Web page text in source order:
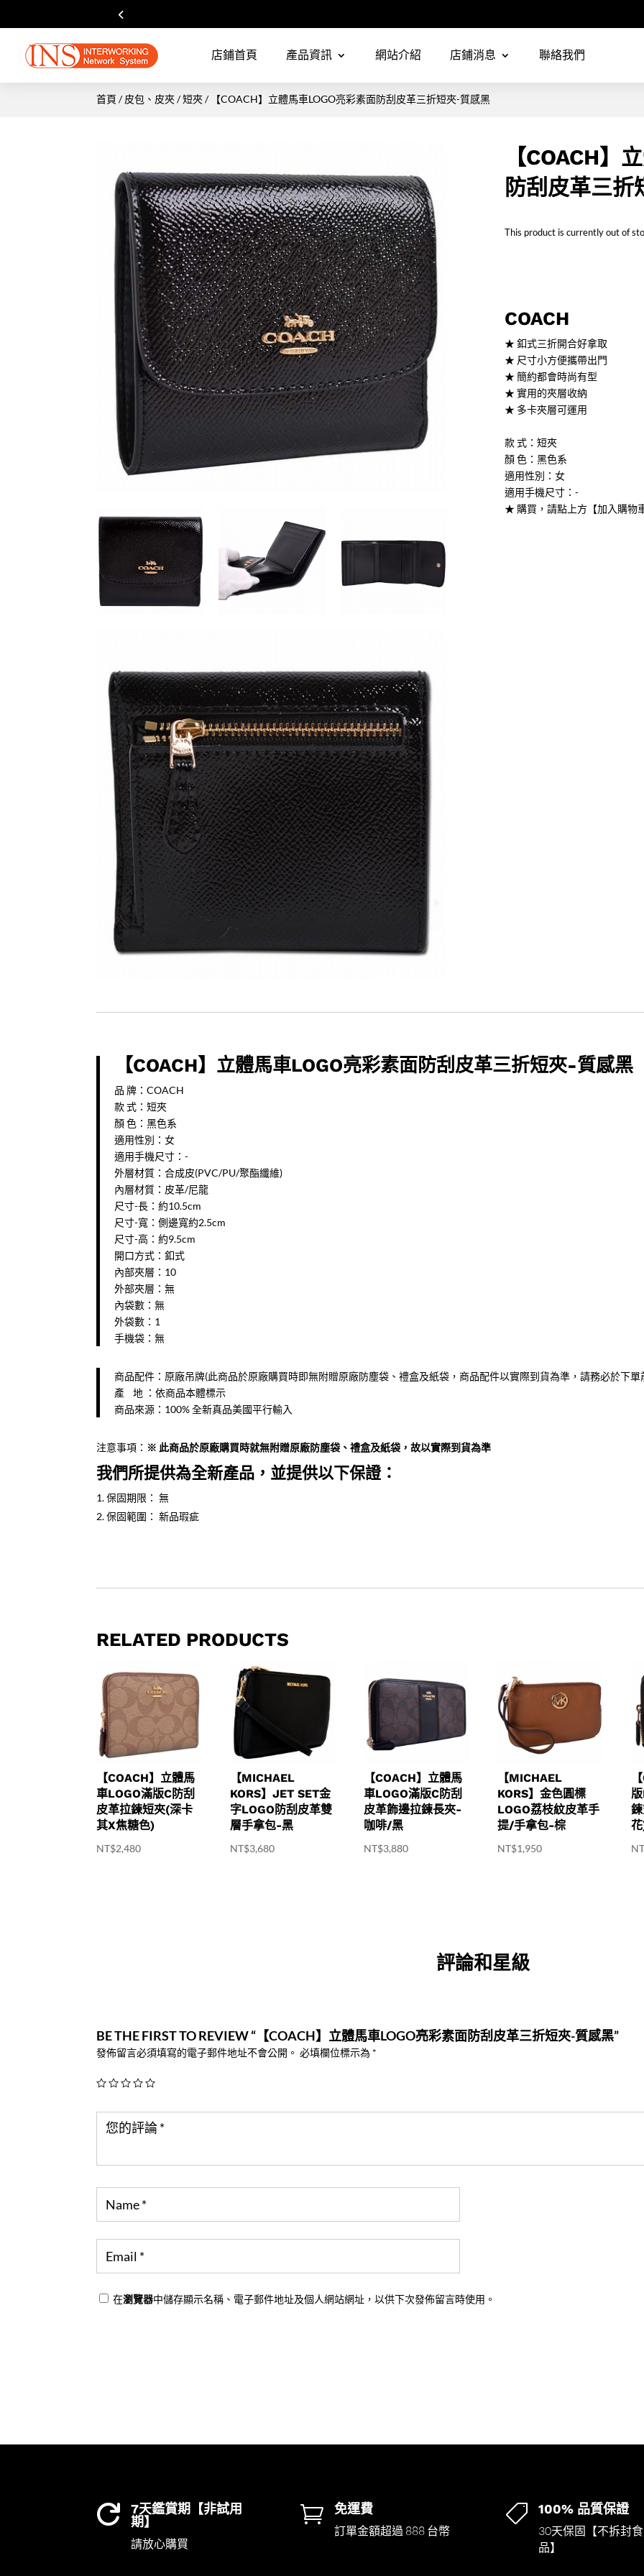
店鋪首頁 產品資訊 網站介紹 店鋪消息 聯絡我們
首頁 /皮包、皮夾/短夾/ 【COACH】立體馬車LOGO亮彩素面防刮皮革三折短夾-質感黑
【COACH】
防刮皮革三
This product is currently out of
COACH
★ 釦式三折開合好拿取
★ 尺寸小方便攜帶出門
★ 簡約都會時尚有型
★ 實用的夾層收納
★ 多卡夾層可運用
款 式：短夾
顏 色：黑色系
適用性別：女
適用手機尺寸：-
★ 購買，請點上方【加入購物
【COACH】立體馬車LOGO亮彩素面防刮皮革三折短夾-質感黑
品 牌：COACH
款 式：短夾
顏 色：黑色系
適用性別：女
適用手機尺寸：-
外層材質：合成皮(PVC/PU/聚酯纖維)
內層材質：皮革/尼龍
尺寸-長：約10.5cm
尺寸-寬：側邊寬約2.5cm
尺寸-高：約9.5cm
開口方式：釦式
內部夾層：10
外部夾層：無
內袋數：無
外袋數：1
手機袋：無
商品配件：原廠吊牌(此商品於原廠購買時即無附贈原廠防塵袋、禮盒及紙袋，商品配件以實際到貨為準，請務必於下單
產 地 ：依商品本體標示
商品來源：100% 全新真品美國平行輸入
注意事項： ※ ​此商品於原廠購買時就無附贈原廠防塵袋、禮盒及紙袋，故以實際到貨為準
我們所提供為全新產品，並提供以下保證：
保固期限： 無
保固範圍： 新品瑕疵
RELATED PRODUCTS
【COACH】立體馬
車LOGO滿版C防刮
皮革拉鍊短夾(深卡
其X焦糖色)
NT$2,480
【MICHAEL
KORS】JET SET金
字LOGO防刮皮革雙
層手拿包-黑
NT$3,680
【COACH】立體馬
車LOGO滿版C防刮
皮革飾邊拉鍊長夾-
咖啡/黑
NT$3,880
【MICHAEL
KORS】金色圓標
LOGO荔枝紋皮革手
提/手拿包-棕
NT$1,950
評論和星級
BE THE FIRST TO REVIEW “【COACH】立體馬車LOGO亮彩素面防刮皮革三折短夾-質感黑”
發佈留言必須填寫的電子郵件地址不會公開。 必填欄位標示為 *
在瀏覽器中儲存顯示名稱、電子郵件地址及個人網站網址，以供下次發佈留言時使用。

7天鑑賞期【非試用
期】
請放心購買
 免運費
訂單金額超過 888 台幣
 100% 品質保證
30天保固【不拆封食
品】